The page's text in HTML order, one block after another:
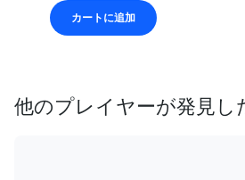
カートに追加
他のプレイヤーが発見し